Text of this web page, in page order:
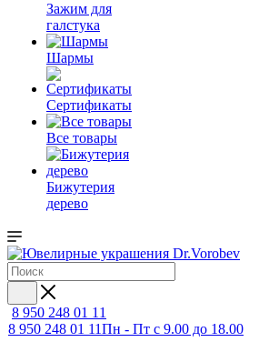
Зажим для
галстука
Шармы
Сертификаты
Все товары
Бижутерия
дерево
8 950 248 01 11
8 950 248 01 11Пн - Пт с 9.00 до 18.00